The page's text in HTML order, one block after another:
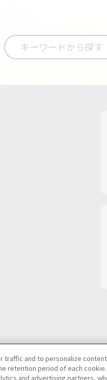
及び特定個人情報等の取り扱い
traffic and to personalize
retention period of each
and advertising partners,